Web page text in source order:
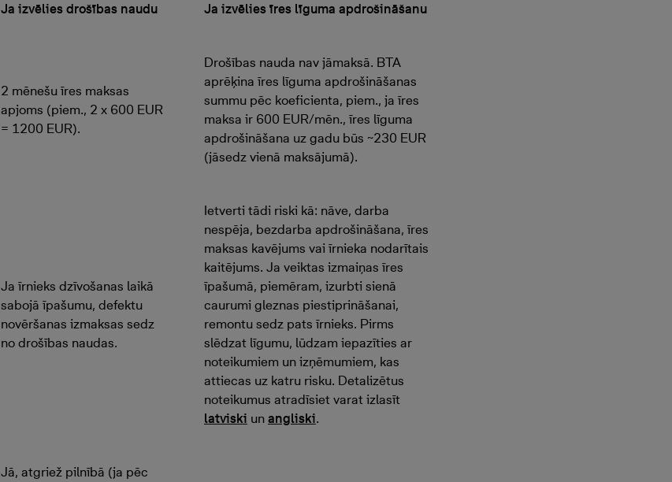
Ja izvēlies drošības naudu Ja izvēlies īres līguma apdrošināšanu
2 mēnešu īres maksas
apjoms (piem., 2 x 600 EUR
= 1200 EUR).
Drošības nauda nav jāmaksā. BTA
aprēķina īres līguma apdrošināšanas
summu pēc koeficienta, piem., ja īres
maksa ir 600 EUR/mēn., īres līguma
apdrošināšana uz gadu būs ~230 EUR
(jāsedz vienā maksājumā).
Ja īrnieks dzīvošanas laikā
sabojā īpašumu, defektu
novēršanas izmaksas sedz
no drošības naudas.
Ietverti tādi riski kā: nāve, darba
nespēja, bezdarba apdrošināšana, īres
maksas kavējums vai īrnieka nodarītais
kaitējums. Ja veiktas izmaiņas īres
īpašumā, piemēram, izurbti sienā
caurumi gleznas piestiprināšanai,
remontu sedz pats īrnieks. Pirms
slēdzat līgumu, lūdzam iepazīties ar
noteikumiem un izņēmumiem, kas
attiecas uz katru risku. Detalizētus
noteikumus atradīsiet varat izlasīt
latviski un angliski.
Jā, atgriež pilnībā (ja pēc